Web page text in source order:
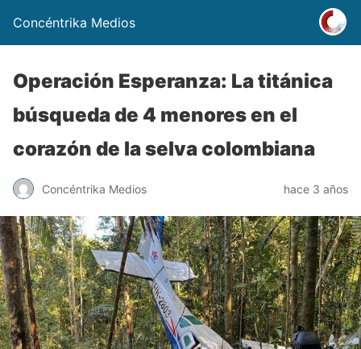
Concéntrika Medios
Operación Esperanza: La titánica
búsqueda de 4 menores en el
corazón de la selva colombiana
Concéntrika Medios hace 3 años